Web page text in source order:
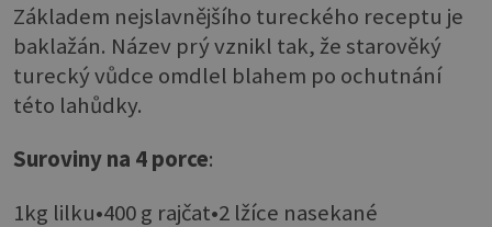
Základem nejslavnějšího tureckého receptu je
baklažán. Název prý vznikl tak, že starověký
turecký vůdce omdlel blahem po ochutnání
této lahůdky.
Suroviny na 4 porce:
1kg lilku•400 g rajčat•2 lžíce nasekané